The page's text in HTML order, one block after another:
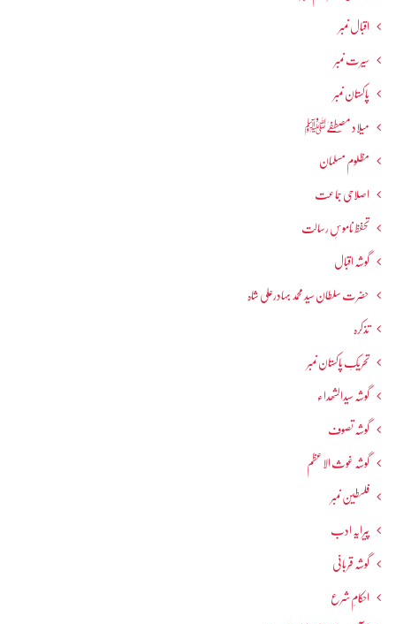
اقبال نمبر
سیرت نمبر
پاکستان نمبر
میلاد مصطفےٰﷺ
مظلوم مسلمان
اصلاحی جماعت
تحفظ ناموسِ رسالت
گوشہ اقبال
حضرت سلطان سید محمد بہادرعلی شاہ
تذکرہ
تحریکِ پاکستان نمبر
گوشہ سیدالشھداء
گوشہ تصوف
گوشہ غوث الاعظم
فلسطین نمبر
پیرایہ ادب
گوشہ قربانی
احکامِ شرع